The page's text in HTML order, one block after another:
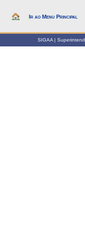
Ir ao Menu Principal
SIGAA |